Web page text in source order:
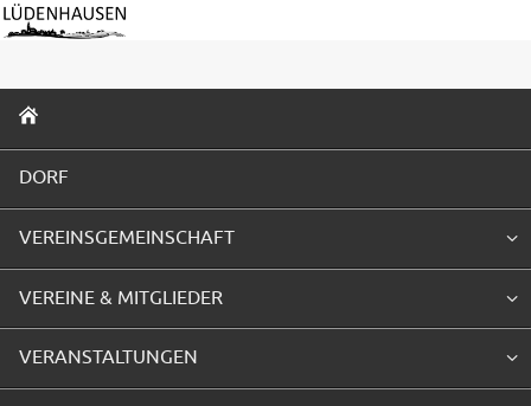
Zum
Inhalt
INHALT
SPRINGEN
DORF
VEREINSGEMEINSCHAFT
VEREINE & MITGLIEDER
VERANSTALTUNGEN